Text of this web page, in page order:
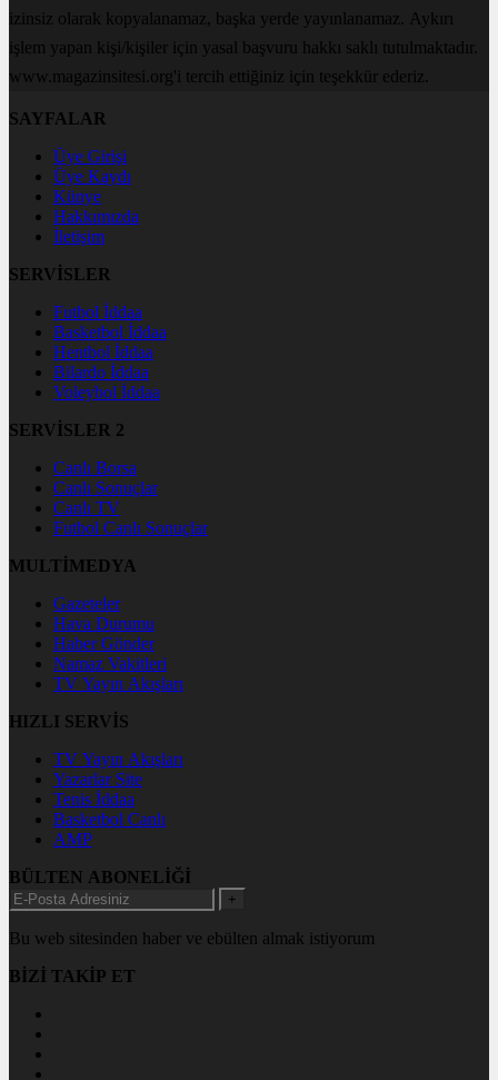
izinsiz olarak kopyalanamaz, başka yerde yayınlanamaz. Aykırı
işlem yapan kişi/kişiler için yasal başvuru hakkı saklı tutulmaktadır.
www.magazinsitesi.org'i tercih ettiğiniz için teşekkür ederiz.
SAYFALAR
Üye Girişi
Üye Kaydı
Künye
Hakkımızda
İletişim
SERVİSLER
Futbol İddaa
Basketbol İddaa
Hentbol İddaa
Bilardo İddaa
Voleybol İddaa
SERVİSLER 2
Canlı Borsa
Canlı Sonuçlar
Canlı TV
Futbol Canlı Sonuçlar
MULTİMEDYA
Gazeteler
Hava Durumu
Haber Gönder
Namaz Vakitleri
TV Yayın Akışları
HIZLI SERVİS
TV Yayın Akışları
Yazarlar Site
Tenis İddaa
Basketbol Canlı
AMP
BÜLTEN ABONELİĞİ
+
Bu web sitesinden haber ve ebülten almak istiyorum
BİZİ TAKİP ET